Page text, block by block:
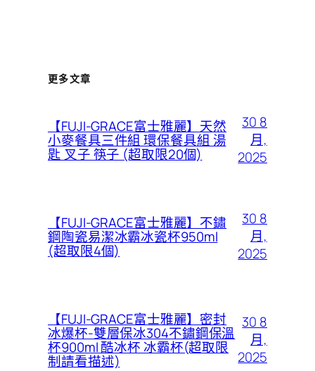
更多文章
【FUJI-GRACE富士雅麗】天然
小麥餐具三件組 環保餐具組 湯
匙 叉子 筷子 (超取限20個)
30 8
月,
2025
【FUJI-GRACE富士雅麗】不鏽
鋼陶瓷易潔冰霸冰瓷杯950ml
(超取限4個)
30 8
月,
2025
【FUJI-GRACE富士雅麗】密封
冰爆杯-雙層保冰304不鏽鋼保溫
杯900ml 酷冰杯 冰霸杯(超取限
制請看描述)
30 8
月,
2025